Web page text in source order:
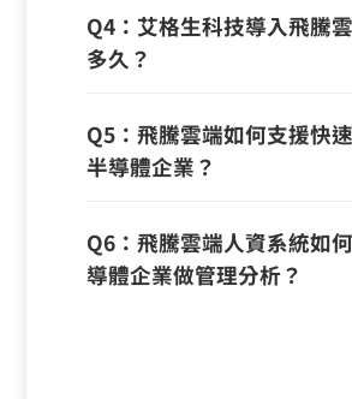
Q4：艾格生科技導入飛騰
多久？
Q5：飛騰雲端如何支援快
半導體企業？
Q6：飛騰雲端人資系統如
導體企業做管理分析？